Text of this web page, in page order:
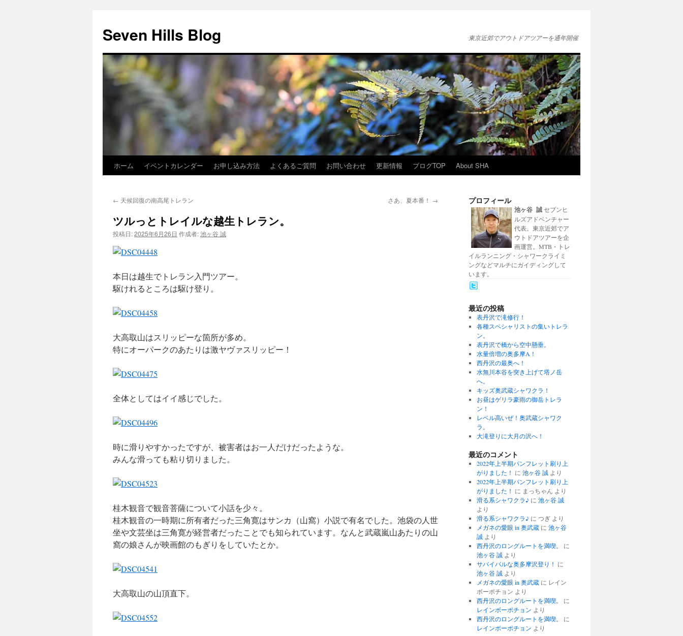
Seven Hills Blog 東京近郊でアウトドアツアーを通年開催
ス
ホーム イベントカレンダー お申し込み方法 よくあるご質問 お問い合わせ 更新情報 ブログTOP About SHA
← 天候回復の南高尾トレラン さあ、夏本番！ →
ツルっとトレイルな越生トレラン。
投稿日:2025年6月26日 作成者:池ヶ谷 誠
本日は越生でトレラン入門ツアー。
駆けれるところは駆け登り。
大高取山はスリッピーな箇所が多め。
特にオーパークのあたりは激ヤヴァスリッピー！
全体としてはイイ感じでした。
時に滑りやすかったですが、被害者はお一人だけだったような。
みんな滑っても粘り切りました。
桂木観音で観音菩薩について小話を少々。
桂木観音の一時期に所有者だった三角寛はサンカ（山窩）小説で有名でした。池袋の人世
坐や文芸坐は三角寛が経営者だったことでも知られています。なんと武蔵嵐山あたりの山
窩の娘さんが映画館のもぎりをしていたとか。
大高取山の山頂直下。
プロフィール
池ヶ谷 誠 セブンヒ
ルズアドベンチャー
代表。東京近郊でア
ウトドアツアーを企
画運営。MTB・トレ
イルランニング・シャワークライミ
ングなどマルチにガイディングして
います。
最近の投稿
表丹沢で滝修行！
各種スペシャリストの集いトレラ
ン。
表丹沢で橋から空中懸垂。
水量倍増の奥多摩A！
西丹沢の最奥へ！
水無川本谷を突き上げて塔ノ岳
へ。
キッズ奥武蔵シャワクラ！
お昼はゲリラ豪雨の御岳トレラ
ン！
レベル高いぜ！奥武蔵シャワク
ラ。
大滝登りに大月の沢へ！
最近のコメント
2022年上半期パンフレット刷り上
がりました！ に 池ヶ谷 誠より
2022年上半期パンフレット刷り上
がりました！ に まっちゃん より
滑る系シャワクラ♪に 池ヶ谷 誠
より
滑る系シャワクラ♪に つぎより
メガネの愛眼 in 奥武蔵に 池ヶ谷
誠より
西丹沢のロングルートを満喫。
に
池ヶ谷 誠より
サバイバルな奥多摩沢登り！ に
池ヶ谷 誠より
メガネの愛眼 in 奥武蔵に レイン
ボーポチョン より
西丹沢のロングルートを満喫。
に
レインボーポチョン より
西丹沢のロングルートを満喫。
に
レインボーポチョン より